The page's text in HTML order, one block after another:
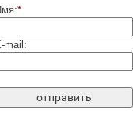
*
mail: